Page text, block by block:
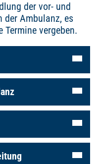
der vor- und
der Ambulanz, es
Termine vergeben.